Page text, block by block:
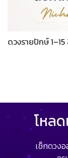
ดวงรายปักษ์
โหล
เช็กดวง